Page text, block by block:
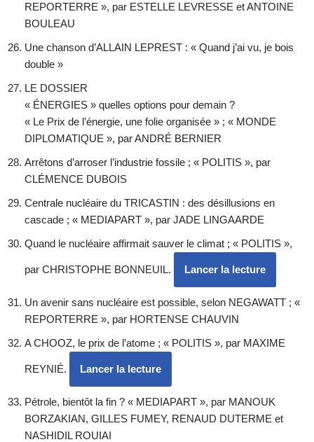
REPORTERRE », par ESTELLE LEVRESSE et ANTOINE
BOULEAU
Une chanson d’ALLAIN LEPREST : « Quand j’ai vu, je bois
double »
LE DOSSIER
« ÉNERGIES » quelles options pour demain ?
« Le Prix de l’énergie, une folie organisée » ; « MONDE
DIPLOMATIQUE », par ANDRÉ BERNIER
Arrêtons d’arroser l’industrie fossile ; « POLITIS », par
CLÉMENCE DUBOIS
Centrale nucléaire du TRICASTIN : des désillusions en
cascade ; « MEDIAPART », par JADE LINGAARDE
Quand le nucléaire affirmait sauver le climat ; « POLITIS »,
par CHRISTOPHE BONNEUIL. Lancer la lecture
Un avenir sans nucléaire est possible, selon NEGAWATT ; «
REPORTERRE », par HORTENSE CHAUVIN
A CHOOZ, le prix de l’atome ; « POLITIS », par MAXIME
REYNIÉ. Lancer la lecture
Pétrole, bientôt la fin ? « MEDIAPART », par MANOUK
BORZAKIAN, GILLES FUMEY, RENAUD DUTERME et
NASHIDIL ROUIAI